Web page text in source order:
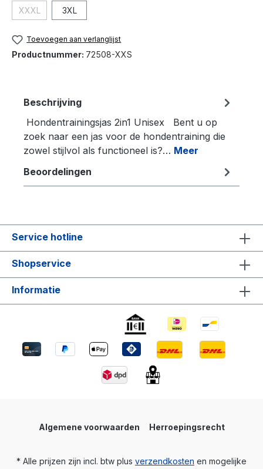
XXXL 3XL
Toevoegen aan verlanglijst
Productnummer: 72508-XXS
Beschrijving
Hondentrainingsjas 2in1 Unisex Bent u op
zoek naar een jas voor de hondentraining die
zowel stijlvol als functioneel is?… Meer
Beoordelingen
Service hotline
Shopservice
Informatie
Algemene voorwaarden Herroepingsrecht
* Alle prijzen zijn incl. btw plus verzendkosten en mogelijke